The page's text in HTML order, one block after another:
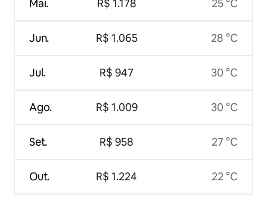
Mai.
Jun.
Jul.
Ago.
Set.
Out.
R$ 1.178
R$ 1.065
R$ 947
R$ 1.009
R$ 958
R$ 1.224
25 °C
28 °C
30 °C
30 °C
27 °C
22 °C